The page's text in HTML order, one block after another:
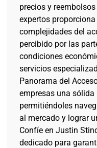
precios y
expertos
complejidades del
percibido por las
condiciones
servicios
Panorama del
empresas una
permitiéndoles
al mercado y lograr
Confíe en Justin
dedicado para